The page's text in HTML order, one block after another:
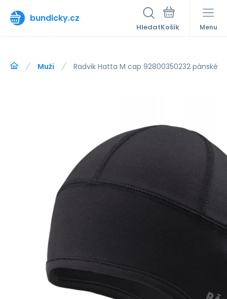
bundicky.cz
Hledat Menu
Muži Radvik Hatta M cap 92800350232 pánské